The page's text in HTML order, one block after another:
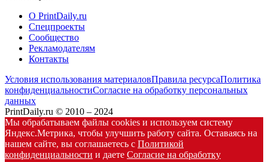
О PrintDaily.ru
Спецпроекты
Сообщество
Рекламодателям
Контакты
Условия использования материаловПравила ресурсаПолитика
конфиденциальностиСогласие на обработку персональных
данных
PrintDaily.ru © 2010 – 2024
Мы обрабатываем файлы cookies и используем систему
Яндекс.Метрика, чтобы улучшить работу сайта. Оставаясь на
нашем сайте, вы соглашаетесь с Политикой
конфиденциальности и даете Согласие на обработку